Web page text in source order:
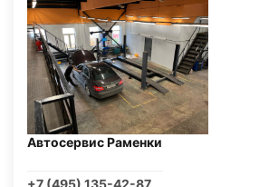
Автосервис Раменки
+7 (495) 135-42-87